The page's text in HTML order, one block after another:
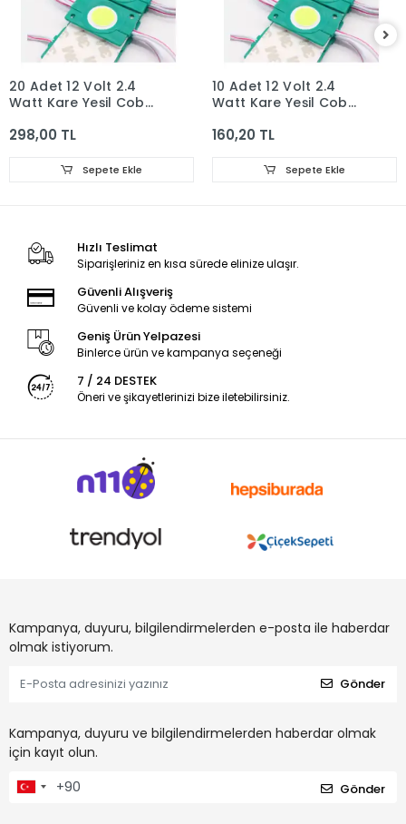
20 Adet 12 Volt 2.4
Watt Kare Yeşil Cob
298,00 TL
Sepete Ekle
10 Adet 12 Volt 2.4
Watt Kare Yeşil Cob
160,20 TL
Sepete Ekle
Hızlı Teslimat
Siparişleriniz en kısa sürede elinize ulaşır.
Güvenli Alışveriş
Güvenli ve kolay ödeme sistemi
Geniş Ürün Yelpazesi
Binlerce ürün ve kampanya seçeneği
7 / 24 DESTEK
Öneri ve şikayetlerinizi bize iletebilirsiniz.
Kampanya, duyuru, bilgilendirmelerden e-posta ile haberdar
olmak istiyorum.
Gönder
Kampanya, duyuru ve bilgilendirmelerden haberdar olmak
için kayıt olun.
Gönder